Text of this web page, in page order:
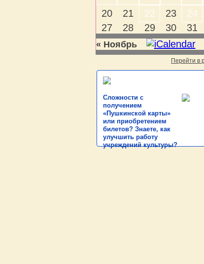
20
21 22 23 24
27
28 29 30 31
« Ноябрь
Перейти
Сложности с
получением
«Пушкинской карты»
или приобретением
билетов? Знаете, как
улучшить работу
учреждений культуры?